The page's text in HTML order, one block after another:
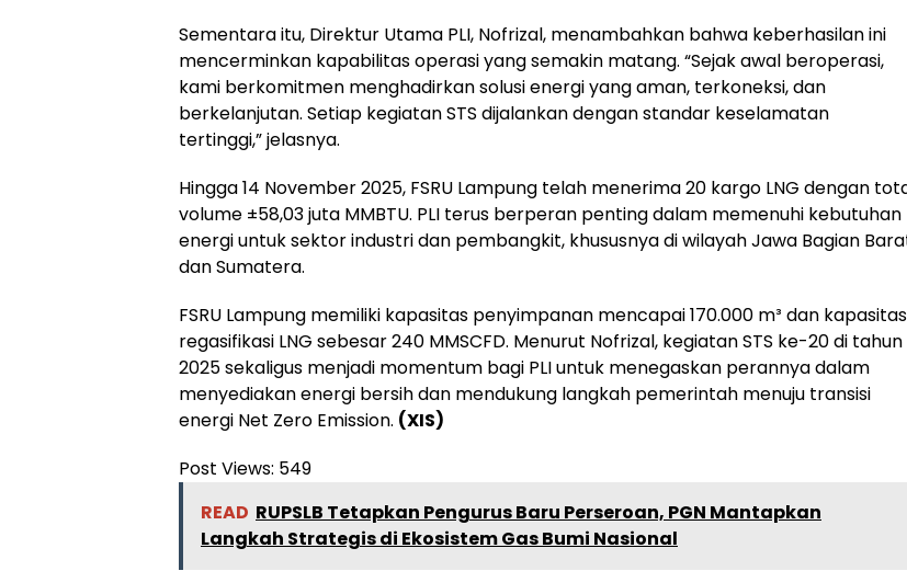
Sementara itu, Direktur Utama PLI, Nofrizal, menambahkan bahwa keberhasilan ini
mencerminkan kapabilitas operasi yang semakin matang. “Sejak awal beroperasi,
kami berkomitmen menghadirkan solusi energi yang aman, terkoneksi, dan
berkelanjutan. Setiap kegiatan STS dijalankan dengan standar keselamatan
tertinggi,” jelasnya.
Hingga 14 November 2025, FSRU Lampung telah menerima 20 kargo LNG dengan
volume ±58,03 juta MMBTU. PLI terus berperan penting dalam memenuhi kebutuhan
energi untuk sektor industri dan pembangkit, khususnya di wilayah Jawa Bagian
dan Sumatera.
FSRU Lampung memiliki kapasitas penyimpanan mencapai 170.000 m³ dan kapasitas
regasifikasi LNG sebesar 240 MMSCFD. Menurut Nofrizal, kegiatan STS ke-20 di tahun
2025 sekaligus menjadi momentum bagi PLI untuk menegaskan perannya dalam
menyediakan energi bersih dan mendukung langkah pemerintah menuju transisi
energi Net Zero Emission. (XIS)
Post Views: 549
READ RUPSLB Tetapkan Pengurus Baru Perseroan, PGN Mantapkan
Langkah Strategis di Ekosistem Gas Bumi Nasional